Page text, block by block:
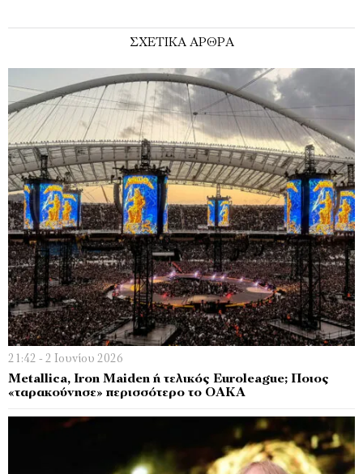
ΣΧΕΤΙΚΑ ΑΡΘΡΑ
21:42 - 2 Ιουνίου 2026
Metallica, Iron Maiden ή τελικός Euroleague; Ποιος
«ταρακούνησε» περισσότερο το ΟΑΚΑ